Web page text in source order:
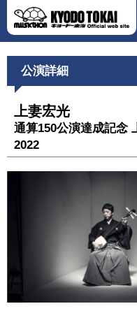
公演詳細
上妻宏光
通算150公演達成記念
2022